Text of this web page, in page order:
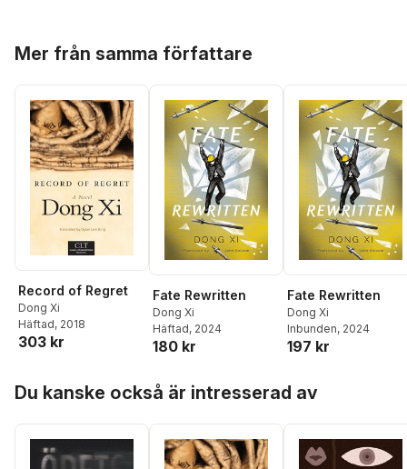
Mer från samma författare
Record of Regret
Dong Xi
Häftad, 2018
303 kr
Fate Rewritten
Dong Xi
Häftad, 2024
180 kr
Fate Rewritten
Dong Xi
Inbunden, 2024
197 kr
Du kanske också är intresserad av